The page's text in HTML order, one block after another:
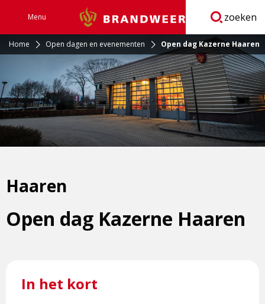
Menu Brandweer zoeken
Home Open dagen en evenementen Open dag Kazerne Haaren
Open dag Kazerne Haaren
Haaren
In het kort